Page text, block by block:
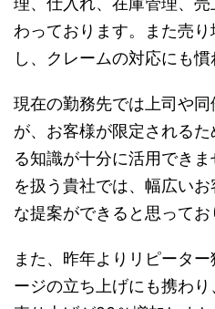
わっております。また売
し、クレームの対応にも慣
現在の勤務先では上司や
が、お客様が限定される
る知識が十分に活用でき
を扱う貴社では、幅広い
な提案ができると思ってお
また、昨年よりリピータ
ージの立ち上げにも携わ